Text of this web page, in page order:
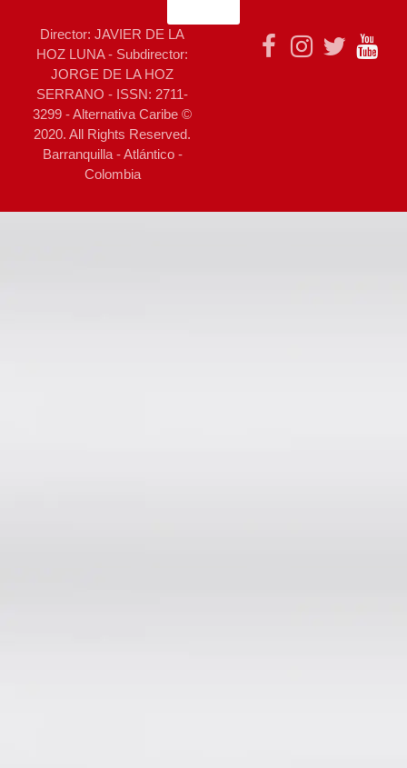
Director: JAVIER DE LA
HOZ LUNA - Subdirector:
JORGE DE LA HOZ
SERRANO - ISSN: 2711-
3299 - Alternativa Caribe ©
2020. All Rights Reserved.
Barranquilla - Atlántico -
Colombia